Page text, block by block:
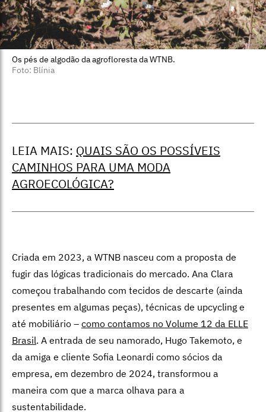
Os pés de algodão da agrofloresta da WTNB.
Foto: Blínia
LEIA MAIS: QUAIS SÃO OS POSSÍVEIS
CAMINHOS PARA UMA MODA
AGROECOLÓGICA?
Criada em 2023, a WTNB nasceu com a proposta de
fugir das lógicas tradicionais do mercado. Ana Clara
começou trabalhando com tecidos de descarte (ainda
presentes em algumas peças), técnicas de upcycling e
até mobiliário – como contamos no Volume 12 da ELLE
Brasil. A entrada de seu namorado, Hugo Takemoto, e
da amiga e cliente Sofia Leonardi como sócios da
empresa, em dezembro de 2024, transformou a
maneira com que a marca olhava para a
sustentabilidade.